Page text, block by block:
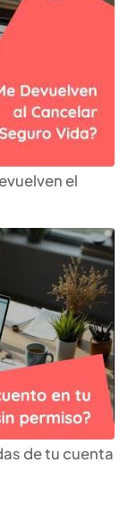
el
de tu cuenta